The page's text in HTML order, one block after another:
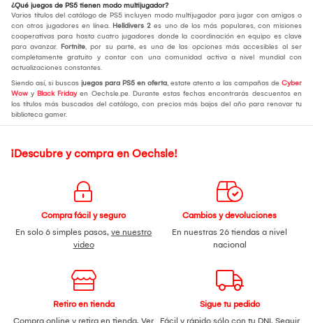
¿Qué juegos de PS5 tienen modo multijugador?
Varios títulos del catálogo de PS5 incluyen modo multijugador para jugar con amigos o
con otros jugadores en línea. Helldivers 2 es uno de los más populares, con misiones
cooperativas para hasta cuatro jugadores donde la coordinación en equipo es clave
para avanzar. Fortnite, por su parte, es una de las opciones más accesibles al ser
completamente gratuito y contar con una comunidad activa a nivel mundial con
actualizaciones constantes.
Siendo así, si buscas juegos para PS5 en oferta, estate atento a las campañas de Cyber
Wow y Black Fridayen Oechsle.pe. Durante estas fechas encontrarás descuentos en
los títulos más buscados del catálogo, con precios más bajos del año para renovar tu
biblioteca gamer.
¡Descubre y compra en Oechsle!
Compra fácil y seguro
En solo 6 simples pasos, ve nuestro
video
Cambios y devoluciones
En nuestras 26 tiendas a nivel
nacional
Retiro en tienda
Compra online y retira en tienda. Ver
Sigue tu pedido
Fácil y rápido sólo con tu DNI. Seguir